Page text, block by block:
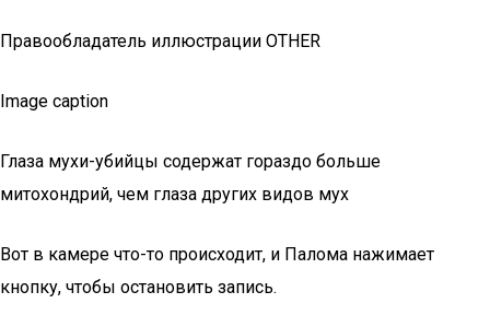
Правообладатель иллюстрации OTHER
Image caption
Глаза мухи-убийцы содержат гораздо больше
митохондрий, чем глаза других видов мух
Вот в камере что-то происходит, и Палома нажимает
кнопку, чтобы остановить запись.